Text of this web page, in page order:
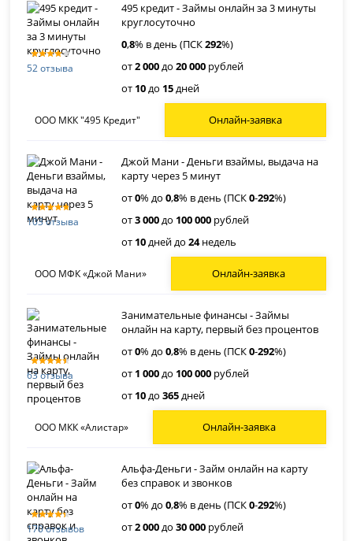
52 отзыва
495 кредит - Займы онлайн за 3 минуты
круглосуточно
0,8% в день (ПСК292%)
от2 000до20 000 рублей
от 10до 15дней
ООО МКК "495 Кредит" Онлайн-заявка
103 отзыва
Джой Мани - Деньги взаймы, выдача на
карту через 5 минут
от0% до0,8% в день (ПСК0-292%)
от3 000до 100 000 рублей
от 10дней до24недель
ООО МФК «Джой Мани» Онлайн-заявка
63 отзыва
Занимательные финансы - Займы
онлайн на карту, первый без процентов
от0% до0,8% в день (ПСК0-292%)
от 1 000до 100 000 рублей
от 10до365дней
ООО МКК «Алистар» Онлайн-заявка
170 отзывов
Альфа-Деньги - Займ онлайн на карту
без справок и звонков
от0% до0,8% в день (ПСК0-292%)
от2 000до30 000 рублей